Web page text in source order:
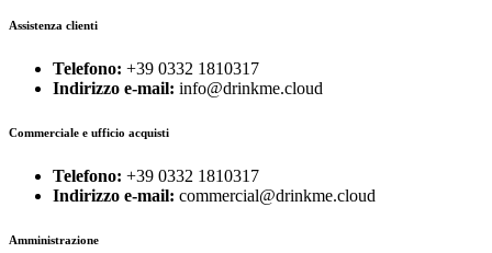
Assistenza clienti
Telefono: +39 0332 1810317
Indirizzo e-mail: info@drinkme.cloud
Commerciale e ufficio acquisti
Telefono: +39 0332 1810317
Indirizzo e-mail: commercial@drinkme.cloud
Amministrazione